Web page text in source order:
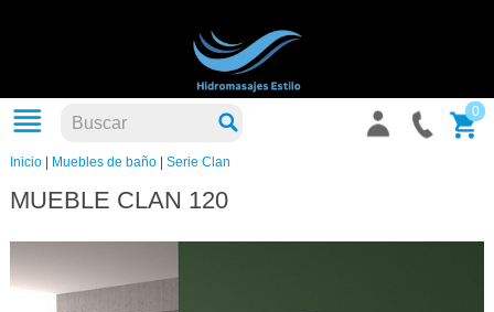
0
Inicio| Muebles de baño| Serie Clan
MUEBLE CLAN 120